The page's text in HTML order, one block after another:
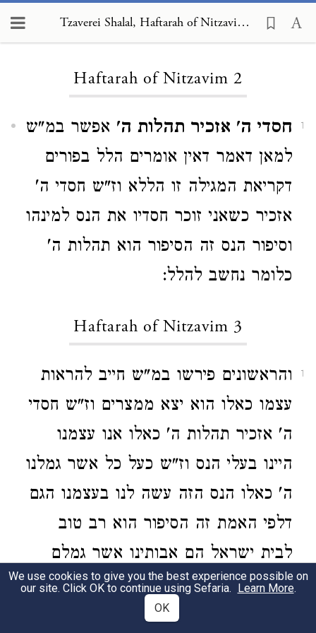
Tzaverei Shalal, Haftarah of Nitzavim 2
Haftarah of Nitzavim 2
1 חסדי ה' אזכיר תהלות ה' אפשר במ"ש
למאן דאמר דאין אומרים הלל בפורים
דקריאת המגילה זו הללא וז"ש חסדי ה'
אזכיר כשאני זוכר חסדיו את הנס למינהו
וסיפור הנס זה הסיפור הוא תהלות ה'
כלומר נחשב להלל:
Haftarah of Nitzavim 3
1
והראשונים פירשו במ"ש חייב להראות
עצמו כאלו הוא יצא ממצרים וז"ש חסדי
ה' אזכיר תהלות ה' כאלו אנו עצמנו
היינו בעלי הנס וז"ש כעל כל אשר גמלנו
ה' כאלו הנס הזה עשה לנו בעצמנו הגם
דלפי האמת זה הסיפור הוא רב טוב
לבית ישראל הם אבותינו אשר גמלם
להם כרוב רחמיו עכ"ד ועיין מה שכ'
בעניותנו בספרי הקטן דברים אחדים
We use cookies to give you the best experience possible on
our site. Click OK to continue using Sefaria. Learn More.
OK